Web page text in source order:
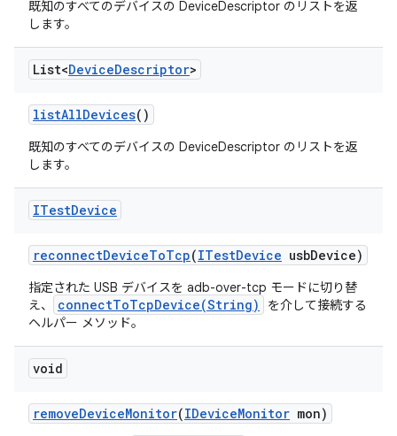
既知のすべてのデバイスの DeviceDescriptor のリストを返
します。
List<DeviceDescriptor>
listAllDevices()
既知のすべてのデバイスの DeviceDescriptor のリストを返
します。
ITestDevice
reconnectDeviceToTcp(ITestDevice usbDevice)
指定された USB デバイスを adb-over-tcp モードに切り替
え、
connectToTcpDevice(String)
を介して接続する
ヘルパー メソッド。
void
removeDeviceMonitor(IDeviceMonitor mon)